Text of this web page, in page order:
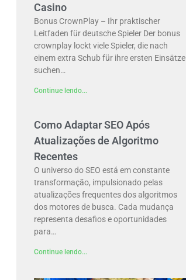
Casino
Bonus CrownPlay – Ihr praktischer
Leitfaden für deutsche Spieler Der bonus
crownplay lockt viele Spieler, die nach
einem extra Schub für ihre ersten Einsätze
suchen…
Continue lendo...
Como Adaptar SEO Após
Atualizações de Algoritmo
Recentes
O universo do SEO está em constante
transformação, impulsionado pelas
atualizações frequentes dos algoritmos
dos motores de busca. Cada mudança
representa desafios e oportunidades
para…
Continue lendo...